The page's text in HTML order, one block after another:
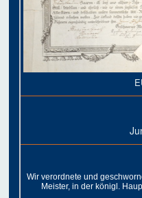
Wir verordnete und
Meister, in der königl.